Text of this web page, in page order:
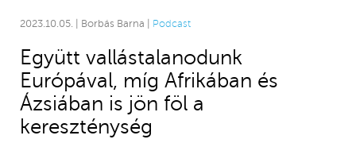
2023.10.05. | Borbás Barna | Podcast
Együtt vallástalanodunk
Európával, míg Afrikában és
Ázsiában is jön föl a
kereszténység